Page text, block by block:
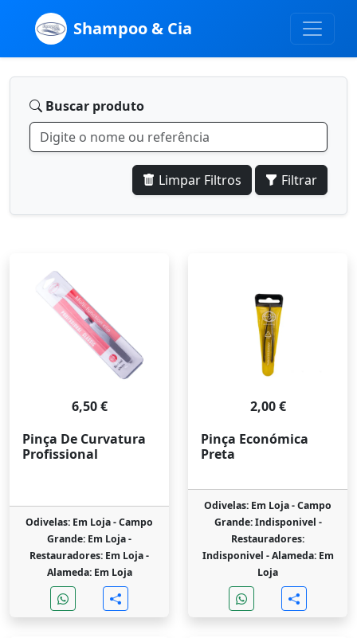
Shampoo & Cia
Buscar produto
Limpar Filtros Filtrar
6,50 €
Pinça De Curvatura
Profissional
Odivelas: Em Loja -Campo
Grande: Em Loja -
Restauradores: Em Loja -
Alameda: Em Loja
2,00 €
Pinça Económica
Preta
Odivelas: Em Loja -Campo
Grande: Indisponivel -
Restauradores:
Indisponivel -Alameda: Em
Loja